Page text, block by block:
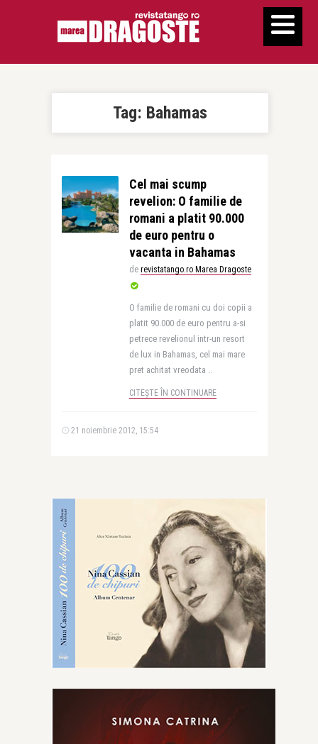
Tag: Bahamas
Cel mai scump
revelion: O familie de
romani a platit 90.000
de euro pentru o
vacanta in Bahamas
de revistatango.ro Marea Dragoste
O familie de romani cu doi copii a
platit 90.000 de euro pentru a-si
petrece revelionul intr-un resort
de lux in Bahamas, cel mai mare
pret achitat vreodata ..
CITEȘTE ÎN CONTINUARE
21 noiembrie 2012, 15:54